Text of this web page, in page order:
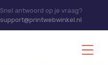
Snel antwoord op je vraag?
support@printwebwinkel.nl